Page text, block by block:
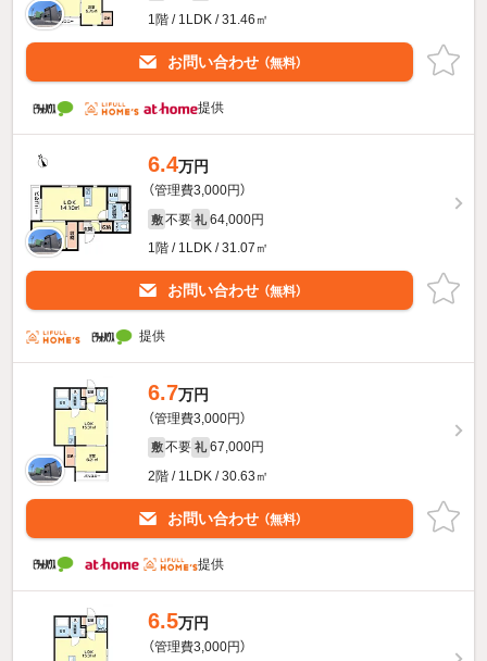
1階 / 1LDK / 31.46㎡
お問い合わせ （無料）
提供
6.4万円
（管理費3,000円）
敷 不要 礼 64,000円
1階 / 1LDK / 31.07㎡
お問い合わせ （無料）
提供
6.7万円
（管理費3,000円）
敷 不要 礼 67,000円
2階 / 1LDK / 30.63㎡
お問い合わせ （無料）
提供
6.5万円
（管理費3,000円）